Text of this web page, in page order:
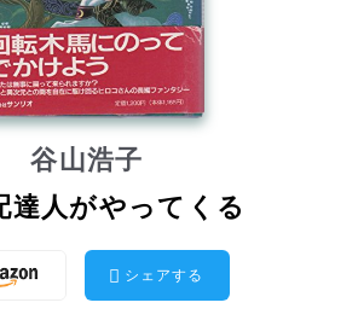
谷山浩子
達人がやってくる
シェアする